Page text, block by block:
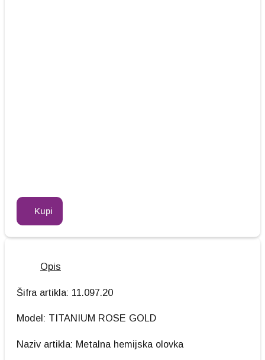
Kupi
Opis
Šifra artikla: 11.097.20
Model: TITANIUM ROSE GOLD
Naziv artikla: Metalna hemijska olovka